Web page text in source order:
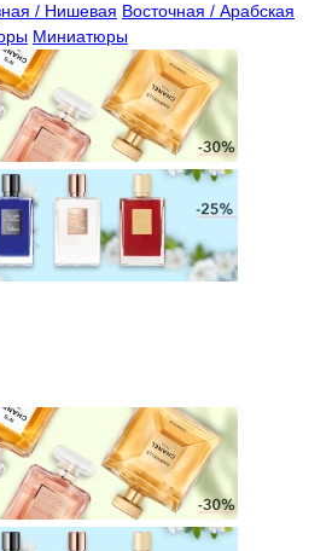
/ Нишевая Восточная / Арабская
Миниатюры